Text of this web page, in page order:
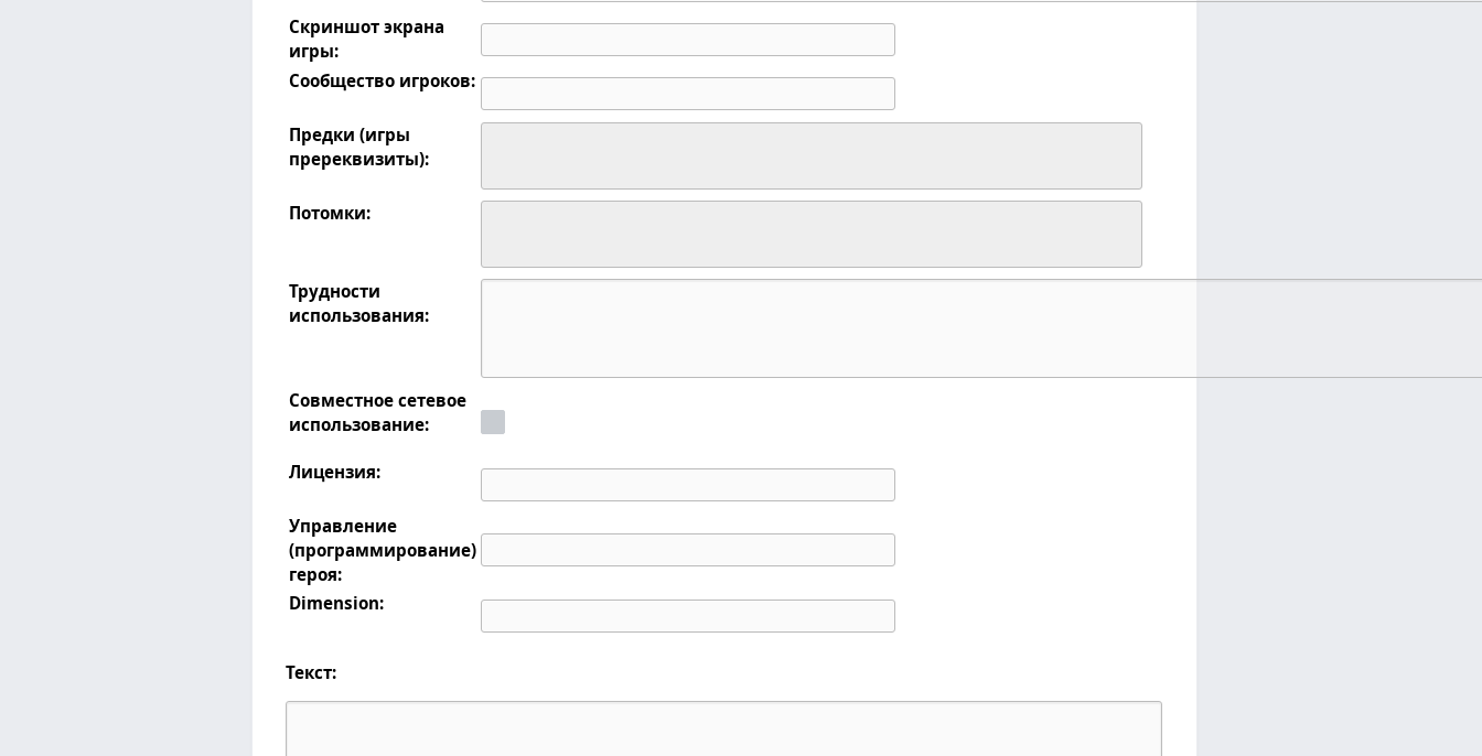
Скриншот экрана
игры:
Сообщество игроков:
Предки (игры
пререквизиты):
Потомки:
Трудности
использования:
Совместное сетевое
использование:
Лицензия:
Управление
(программирование)
героя:
Dimension:
Текст: